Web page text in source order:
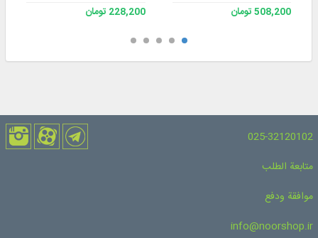
508,200 تومان
228,200 تومان
025-32120102
متابعة الطلب
موافقة ودفع
info@noorshop.ir